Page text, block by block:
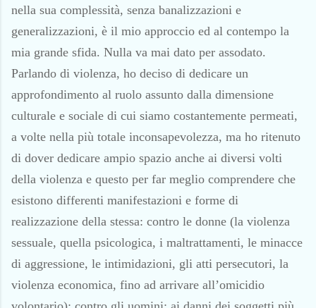
nella sua complessità, senza banalizzazioni e
generalizzazioni, è il mio approccio ed al contempo la
mia grande sfida. Nulla va mai dato per assodato.
Parlando di violenza, ho deciso di dedicare un
approfondimento al ruolo assunto dalla dimensione
culturale e sociale di cui siamo costantemente permeati,
a volte nella più totale inconsapevolezza, ma ho ritenuto
di dover dedicare ampio spazio anche ai diversi volti
della violenza e questo per far meglio comprendere che
esistono differenti manifestazioni e forme di
realizzazione della stessa: contro le donne (la violenza
sessuale, quella psicologica, i maltrattamenti, le minacce
di aggressione, le intimidazioni, gli atti persecutori, la
violenza economica, fino ad arrivare all’omicidio